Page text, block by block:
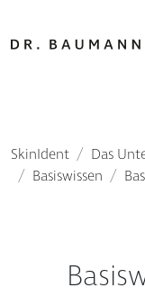
SkinIdent Das
Basiswissen